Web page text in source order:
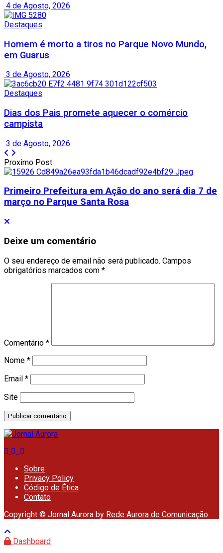
4 de Agosto, 2026
Destaques
Homem é morto a tiros no Parque Novo Mundo,
em Guarus
3 de Agosto, 2026
Destaques
Dias dos Pais promete aquecer o comércio
campista
3 de Agosto, 2026
Proximo Post
Primeiro Prefeitura em Ação do ano será dia 7 de
março no Parque Santa Rosa
Deixe um comentário
O seu endereço de email não será publicado. Campos
obrigatórios marcados com *
Comentário *
Nome *
Email *
Site
Sobre
Privacy Policy
Código de Ética
Contato
Copyright © Jornal Aurora by Rede Aurora de Comunicação.
Dashboard